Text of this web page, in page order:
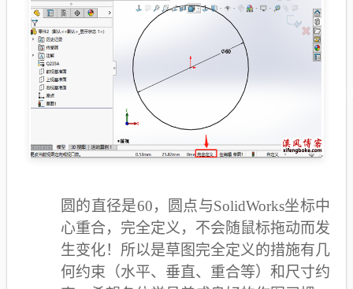
圆的直径是60，圆点与SolidWorks坐标中
心重合，完全定义，不会随鼠标拖动而发
生变化！所以是草图完全定义的措施有几
何约束（水平、垂直、重合等）和尺寸约